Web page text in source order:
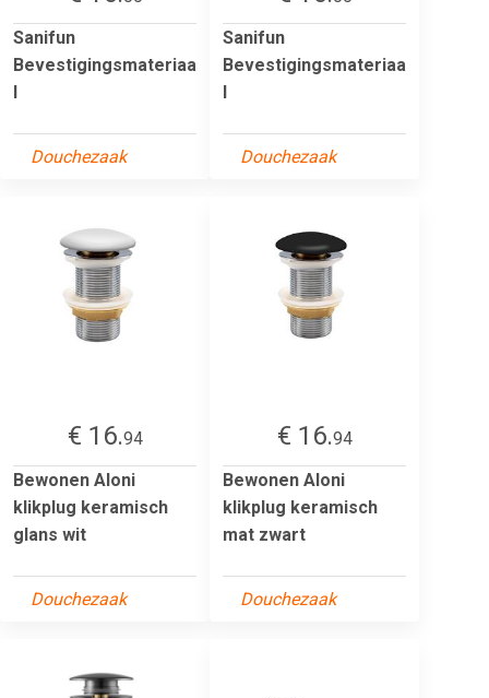
Sanifun
Bevestigingsmateriaa
l
Douchezaak
Sanifun
Bevestigingsmateriaa
l
Douchezaak
€ 16.94
Bewonen Aloni
klikplug keramisch
glans wit
Douchezaak
€ 16.94
Bewonen Aloni
klikplug keramisch
mat zwart
Douchezaak